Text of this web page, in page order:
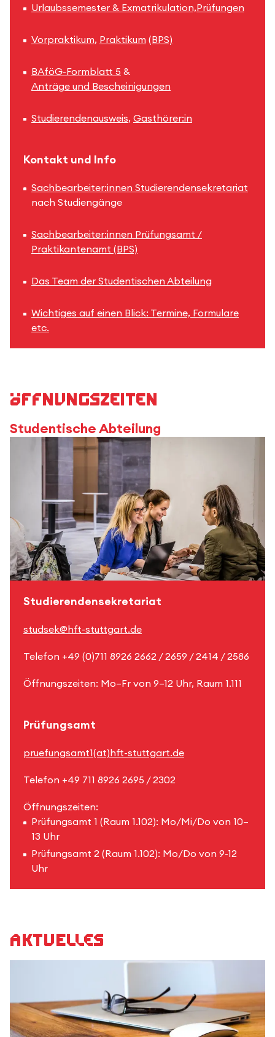
Urlaubssemester & Exmatrikulation,Prüfungen
Vorpraktikum, Praktikum (BPS)
BAföG-Formblatt 5 &
Anträge und Bescheinigungen
Studierendenausweis, Gasthörer:in
Kontakt und Info
Sachbearbeiter:innen Studierendensekretariat
nach Studiengänge
Sachbearbeiter:innen Prüfungsamt /
Praktikantenamt (BPS)
Das Team der Studentischen Abteilung
Wichtiges auf einen Blick: Termine, Formulare
etc.
Öffnungszeiten
Studentische Abteilung
Studierendensekretariat
studsek@hft-stuttgart.de
Telefon +49 (0)711 8926 2662 / 2659 / 2414 / 2586
Öffnungszeiten: Mo–Fr von 9–12 Uhr, Raum 1.111
Prüfungsamt
pruefungsamt1(at)hft-stuttgart.de
Telefon +49 711 8926 2695 / 2302
Öffnungszeiten:
Prüfungsamt 1 (Raum 1.102): Mo/Mi/Do von 10–
13 Uhr
Prüfungsamt 2 (Raum 1.102): Mo/Do von 9-12
Uhr
Aktuelles